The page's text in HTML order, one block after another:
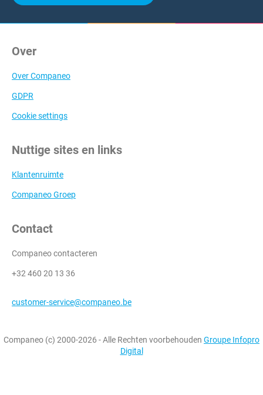
Over
Over Companeo
GDPR
Cookie settings
Nuttige sites en links
Klantenruimte
Companeo Groep
Contact
Companeo contacteren
+32 460 20 13 36
customer-service@companeo.be
Companeo (c) 2000-2026 - Alle Rechten voorbehouden Groupe Infopro
Digital